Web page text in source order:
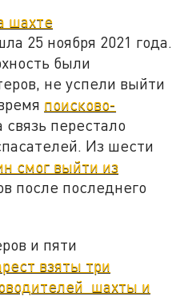
шахте
25 ноября 2021 года.
были
не успели выйти
поисково-
связь перестало
Из шести
смог выйти из
после последнего
и пяти
взяты три
шахты и